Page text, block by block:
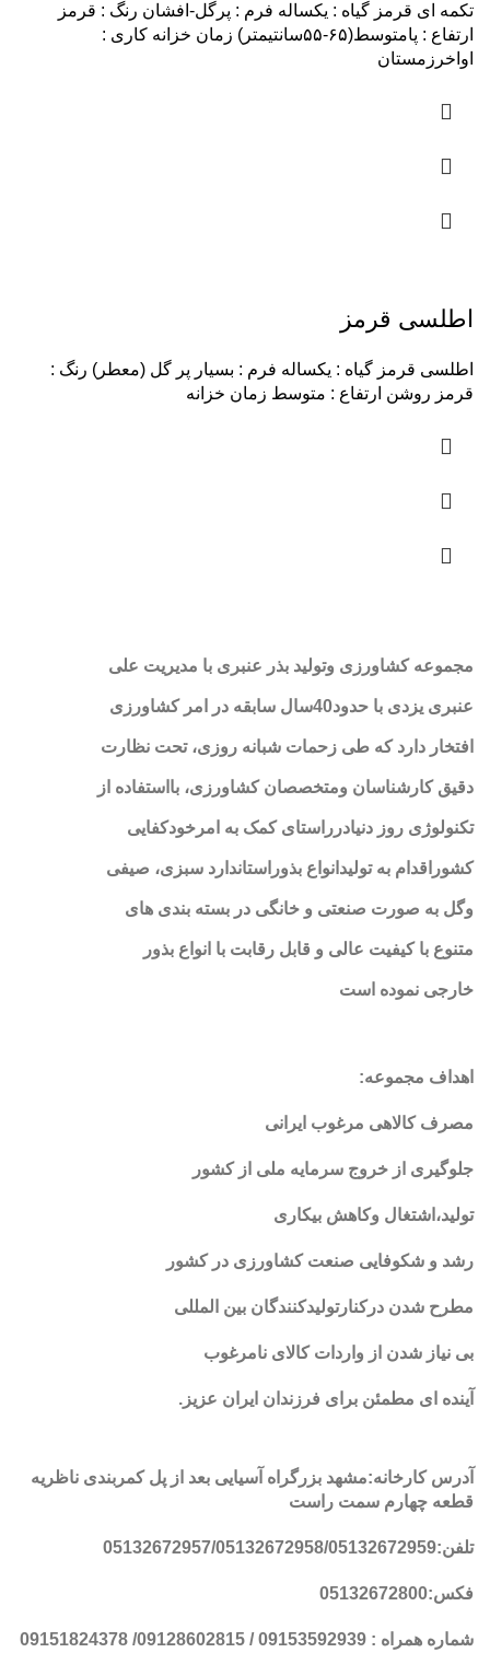
تکمه ای قرمز گیاه : یکساله فرم : پرگل-افشان رنگ : قرمز
ارتفاع : پامتوسط(۶۵-۵۵سانتیمتر) زمان خزانه کاری :
اواخرزمستان
اطلسی قرمز
اطلسی قرمز گیاه : یکساله فرم : بسیار پر گل (معطر) رنگ :
قرمز روشن ارتفاع : متوسط زمان خزانه
مجموعه کشاورزی وتولید بذر عنبری با مدیریت علی
عنبری یزدی با حدود40سال سابقه در امر کشاورزی
افتخار دارد که طی زحمات شبانه روزی، تحت نظارت
دقیق کارشناسان ومتخصصان کشاورزی، بااستفاده از
تکنولوژی روز دنیادرراستای کمک به امرخودکفایی
کشوراقدام به تولیدانواع بذوراستاندارد سبزی، صیفی
وگل به صورت صنعتی و خانگی در بسته بندی های
متنوع با کیفیت عالی و قابل رقابت با انواع بذور
خارجی نموده است
اهداف مجموعه:
مصرف کالاهی مرغوب ایرانی
جلوگیری از خروج سرمایه ملی از کشور
تولید،اشتغال وکاهش بیکاری
رشد و شکوفایی صنعت کشاورزی در کشور
مطرح شدن درکنارتولیدکنندگان بین المللی
بی نیاز شدن از واردات کالای نامرغوب
آینده ای مطمئن برای فرزندان ایران عزیز .
آدرس کارخانه:مشهد بزرگراه آسیایی بعد از پل کمربندی ناظریه
قطعه چهارم سمت راست
تلفن:05132672957/05132672958/05132672959
فکس:05132672800
شماره همراه : 09153592939 / 09128602815/ 09151824378